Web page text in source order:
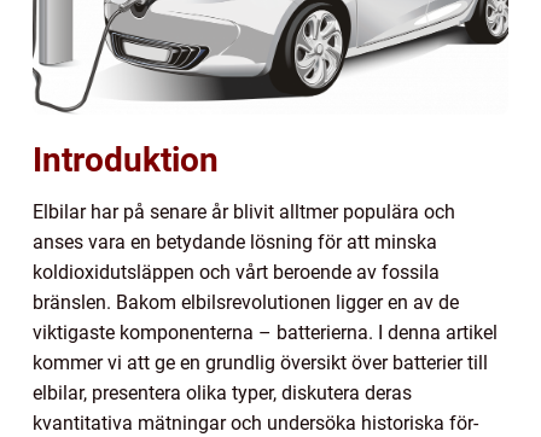
Introduktion
Elbilar har på senare år blivit alltmer populära och
anses vara en betydande lösning för att minska
koldioxidutsläppen och vårt beroende av fossila
bränslen. Bakom elbilsrevolutionen ligger en av de
viktigaste komponenterna – batterierna. I denna artikel
kommer vi att ge en grundlig översikt över batterier till
elbilar, presentera olika typer, diskutera deras
kvantitativa mätningar och undersöka historiska för-